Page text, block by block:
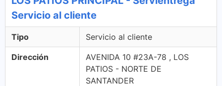
Servicio al cliente
Tipo Servicio al cliente
Dirección
AVENIDA 10 #23A-78 , LOS
PATIOS - NORTE DE
SANTANDER